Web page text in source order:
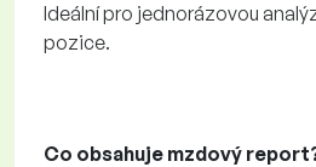
Ideální pro jednorázovou
pozice.
Co obsahuje mzdový